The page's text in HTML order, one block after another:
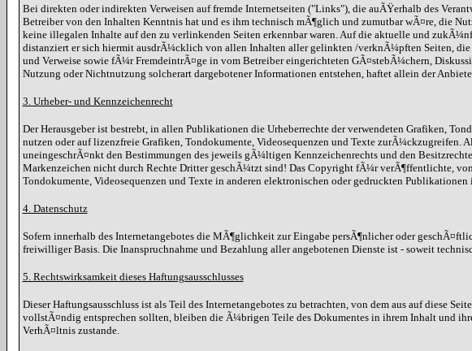
Bei direkten oder indirekten Verweisen auf fremde Internetseiten ("Links"), die auÃŸerhalb des
Betreiber von den Inhalten Kenntnis hat und es ihm technisch mÃ¶glich und zumutbar wÃ¤re, die
keine illegalen Inhalte auf den zu verlinkenden Seiten erkennbar waren. Auf die aktuelle und
distanziert er sich hiermit ausdrÃ¼cklich von allen Inhalten aller gelinkten /verknÃ¼pften Seiten,
und Verweise sowie fÃ¼r FremdeintrÃ¤ge in vom Betreiber eingerichteten GÃ¤stebÃ¼chern,
Nutzung oder Nichtnutzung solcherart dargebotener Informationen entstehen, haftet allein der
3. Urheber- und Kennzeichenrecht
Der Herausgeber ist bestrebt, in allen Publikationen die Urheberrechte der verwendeten Grafiken,
nutzen oder auf lizenzfreie Grafiken, Tondokumente, Videosequenzen und Texte
uneingeschrÃ¤nkt den Bestimmungen des jeweils gÃ¼ltigen Kennzeichenrechts und den
Markenzeichen nicht durch Rechte Dritter geschÃ¼tzt sind! Das Copyright fÃ¼r verÃ¶ffentlichte,
Tondokumente, Videosequenzen und Texte in anderen elektronischen oder gedruckten
4. Datenschutz
Sofern innerhalb des Internetangebotes die MÃ¶glichkeit zur Eingabe persÃ¶nlicher oder
freiwilliger Basis. Die Inanspruchnahme und Bezahlung aller angebotenen Dienste ist - soweit
5. Rechtswirksamkeit dieses Haftungsausschlusses
Dieser Haftungsausschluss ist als Teil des Internetangebotes zu betrachten, von dem aus auf diese
vollstÃ¤ndig entsprechen sollten, bleiben die Ã¼brigen Teile des Dokumentes in ihrem Inhalt und
VerhÃ¤ltnis zustande.